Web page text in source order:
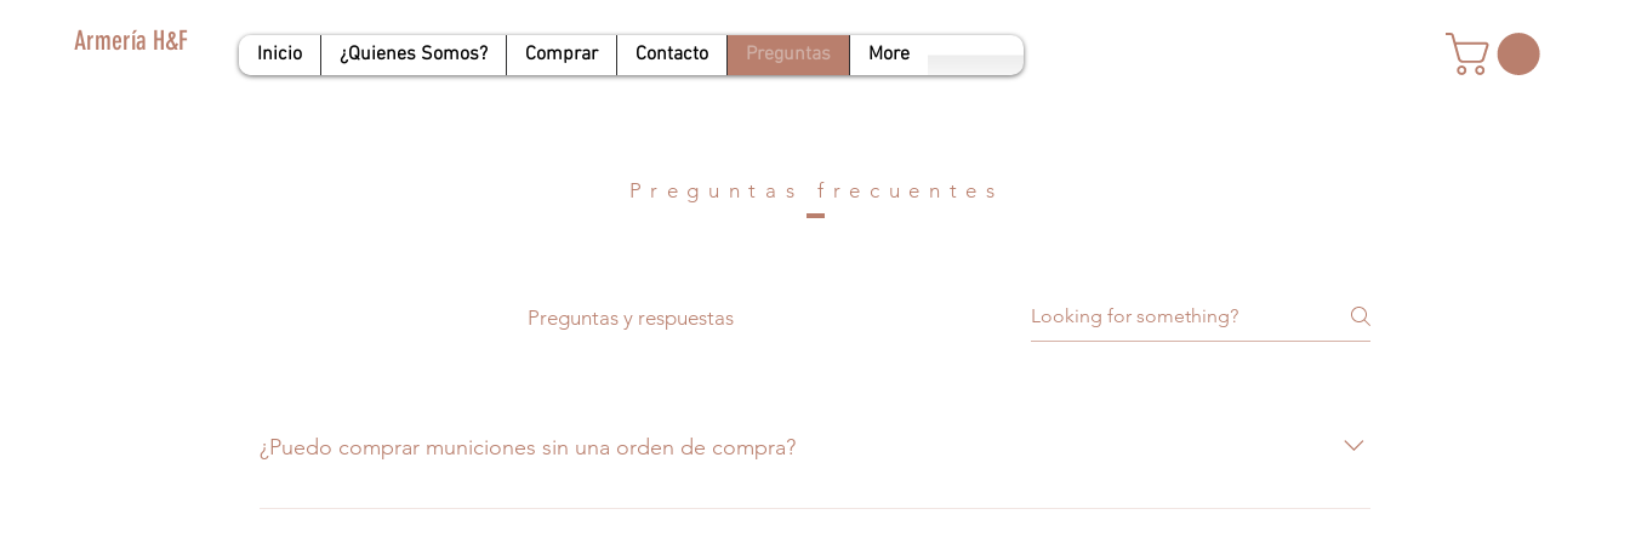
Armería H&F Inicio ¿Quienes Somos? Comprar Contacto Preguntas More
Preguntas frecuentes
Preguntas y respuestas
¿Puedo comprar municiones sin una orden de compra?
Sí, lo que debe hacer el comprador es mandar un correo a armeriahyf@gmail.com con los datos del productos deseado y